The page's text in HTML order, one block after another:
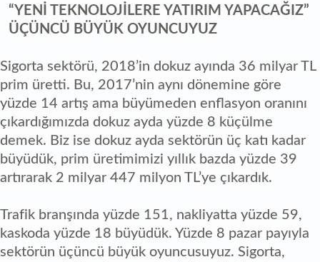
“YENİ TEKNOLOJİLERE YATIRIM YAPACAĞIZ”
ÜÇÜNCÜ BÜYÜK OYUNCUYUZ
Sigorta sektörü, 2018’in dokuz ayında 36 milyar TL
prim üretti. Bu, 2017’nin aynı dönemine göre
yüzde 14 artış ama büyümeden enflasyon oranını
çıkardığımızda dokuz ayda yüzde 8 küçülme
demek. Biz ise dokuz ayda sektörün üç katı kadar
büyüdük, prim üretimimizi yıllık bazda yüzde 39
artırarak 2 milyar 447 milyon TL’ye çıkardık.
Trafik branşında yüzde 151, nakliyatta yüzde 59,
kaskoda yüzde 18 büyüdük. Yüzde 8 pazar payıyla
sektörün üçüncü büyük oyuncusuyuz. Sigorta,